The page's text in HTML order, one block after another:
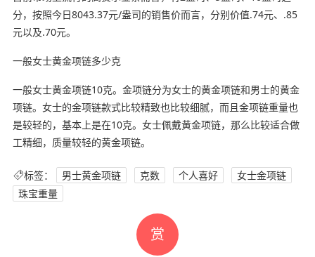
分，按照今日8043.37元/盎司的销售价而言，分别价值.74元、.85
元以及.70元。
一般女士黄金项链多少克
一般女士黄金项链10克。金项链分为女士的黄金项链和男士的黄金
项链。女士的金项链款式比较精致也比较细腻，而且金项链重量也
是较轻的，基本上是在10克。女士佩戴黄金项链，那么比较适合做
工精细，质量较轻的黄金项链。
标签： 男士黄金项链 克数 个人喜好
女士金项链
珠宝重量
赏